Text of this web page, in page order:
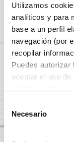
Utilizamos
analíticos y para
base a un perfil
navegación (por
recopilar
Puedes autorizar
aceptar el uso
información
Para obtener
consentimiento
Necesario